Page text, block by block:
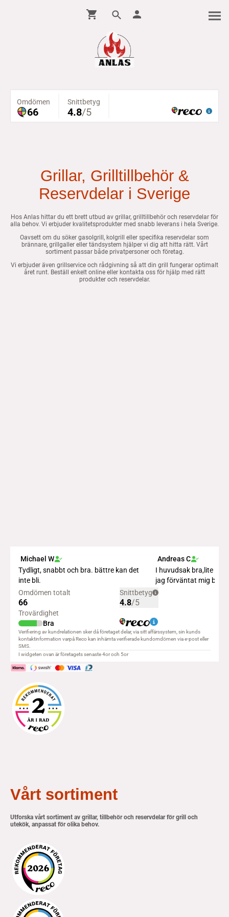
Grillar, Grilltillbehör &
Reservdelar i Sverige
Hos Anlas hittar du ett brett utbud av grillar, grilltillbehör och reservdelar för
alla behov. Vi erbjuder kvalitetsprodukter med snabb leverans i hela Sverige.
Oavsett om du söker gasolgrill, kolgrill eller specifika reservdelar som
brännare, grillgaller eller tändsystem hjälper vi dig att hitta rätt. Vårt
sortiment passar både privatpersoner och företag.
Vi erbjuder även grillservice och rådgivning så att din grill fungerar optimalt
året runt. Beställ enkelt online eller kontakta oss för hjälp med rätt
produkter och reservdelar.
Vårt sortiment
Utforska vårt sortiment av grillar, tillbehör och reservdelar för grill och
utekök, anpassat för olika behov.